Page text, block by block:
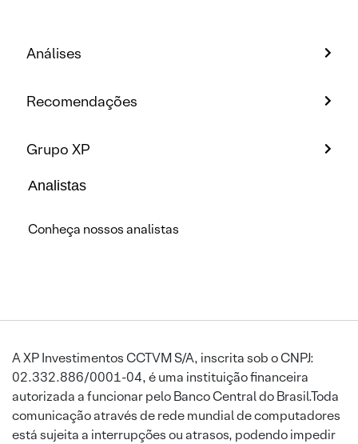
Análises
Recomendações
Grupo XP
Analistas
Conheça nossos analistas
A XP Investimentos CCTVM S/A, inscrita sob o CNPJ:
02.332.886/0001-04, é uma instituição financeira
autorizada a funcionar pelo Banco Central do Brasil.Toda
comunicação através de rede mundial de computadores
está sujeita a interrupções ou atrasos, podendo impedir